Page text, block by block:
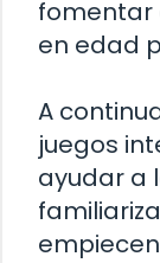
fomentar
en edad
A
juegos
ayudar a